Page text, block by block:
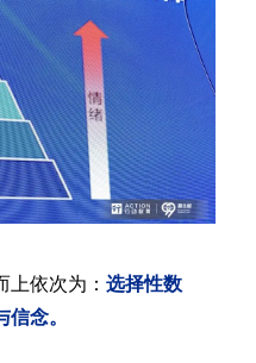
依次为： 选择性数
念。